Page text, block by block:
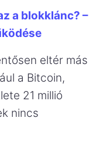
a blokklánc? –
eltér más
a Bitcoin,
21 millió
nincs